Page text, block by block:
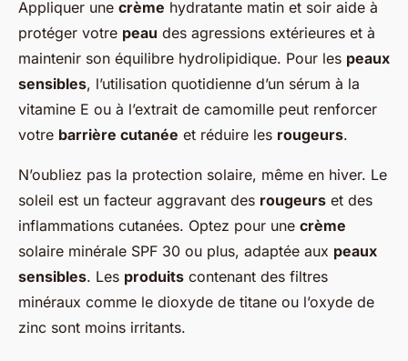
Appliquer une crème hydratante matin et soir aide à
protéger votre peau des agressions extérieures et à
maintenir son équilibre hydrolipidique. Pour les peaux
sensibles, l’utilisation quotidienne d’un sérum à la
vitamine E ou à l’extrait de camomille peut renforcer
votre barrière cutanée et réduire les rougeurs.
N’oubliez pas la protection solaire, même en hiver. Le
soleil est un facteur aggravant des rougeurs et des
inflammations cutanées. Optez pour une crème
solaire minérale SPF 30 ou plus, adaptée aux peaux
sensibles. Les produits contenant des filtres
minéraux comme le dioxyde de titane ou l’oxyde de
zinc sont moins irritants.